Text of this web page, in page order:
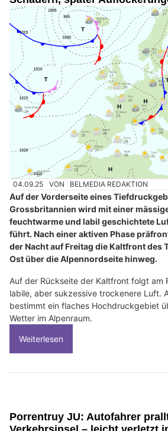
04.09.25 VON BELMEDIA REDAKTION
Auf der Vorderseite eines
Grossbritannien wird mit einer
feuchtwarme und labil geschichtete
führt. Nach einer aktiven Phase
der Nacht auf Freitag die Kaltfront des
Ost über die Alpennordseite hinweg.
Auf der Rückseite der Kaltfront folgt am
labile, aber sukzessive trockenere Luft.
bestimmt ein flaches Hochdruckgebiet
Wetter im Alpenraum.
Weiterlesen
Porrentruy JU: Autofahrer